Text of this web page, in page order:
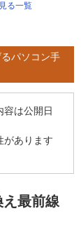
る一覧
るパソコン手
容は公開日
があります
最前線